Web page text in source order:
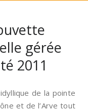
gérée
2011
de la pointe
et de l’Arve tout